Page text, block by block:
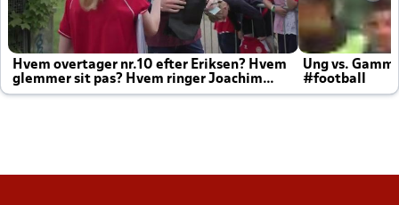
Hvem overtager nr.10 efter Eriksen? Hvem
glemmer sit pas? Hvem ringer Joachim
altid til efter kampe?
Ung vs.
#football